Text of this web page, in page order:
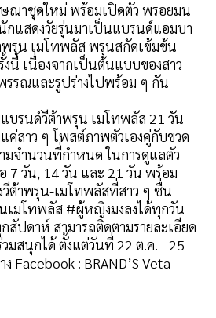
ณาชุดใหม่ พร้อมเปิดตัว พรอยมน
แสดงวัยรุ่นมาเป็นแบรนด์แอมบา
พรุน เมโทพลัส พรุนสกัดเข้มข้น
นี้ เนื่องจากเป็นต้นแบบของสาว
รรณและรูปร่างไปพร้อม ๆ กัน
บรนด์วีต้าพรุน เมโทพลัส 21 วัน
ค่สาว ๆ โพสต์ภาพตัวเองคู่กับขวด
มจำนวนที่กำหนด ในการดูแลตัว
อ 7 วัน, 14 วัน และ 21 วัน พร้อม
ต้าพรุน-เมโทพลัสที่สาว ๆ ชื่น
เมโทพลัส #ผู้หญิงมงลงได้ทุกวัน
สัปดาห์ สามารถติดตามรายละเอียด
มสนุกได้ ตั้งแต่วันที่ 22 ต.ค. - 25
Facebook : BRAND’S Veta